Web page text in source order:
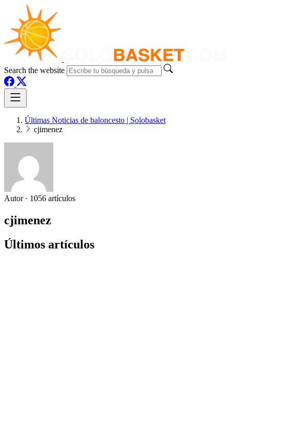
Search the website
Últimas Noticias de baloncesto | Solobasket
cjimenez
Autor · 1056 artículos
cjimenez
Últimos artículos